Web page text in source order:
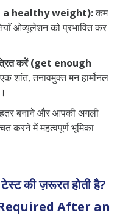
a healthy weight):कम
ओव्यूलेशन को प्रभावित कर
करें (get enough
एक शांत, तनावमुक्त मन हार्मोनल
बनाने और आपकी अगली
करने में महत्वपूर्ण भूमिका
की ज़रूरत होती है?
After an